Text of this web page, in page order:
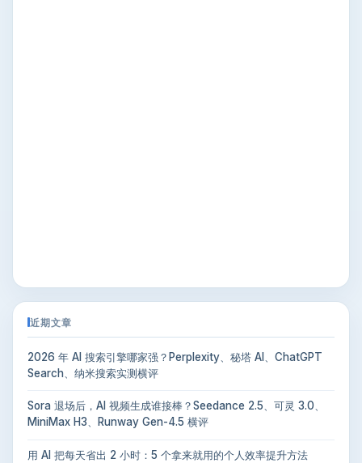
近期文章
2026 年 AI 搜索引擎哪家强？Perplexity、秘塔 AI、ChatGPT
Search、纳米搜索实测横评
Sora 退场后，AI 视频生成谁接棒？Seedance 2.5、可灵 3.0、
MiniMax H3、Runway Gen-4.5 横评
用 AI 把每天省出 2 小时：5 个拿来就用的个人效率提升方法